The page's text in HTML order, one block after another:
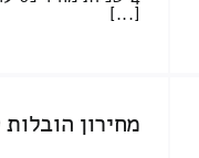
[...]
מחירון